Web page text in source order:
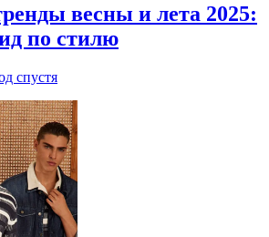
весны и лета 2025:
по стилю
спустя